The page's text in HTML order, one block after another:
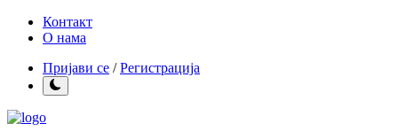
Контакт
О нама
Пријави се /Регистрација